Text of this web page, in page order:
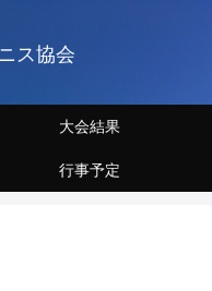
ス協会
大会結果
行事予定